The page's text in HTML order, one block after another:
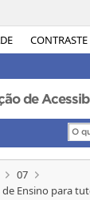
CONTRASTE
de
07
Ensino para